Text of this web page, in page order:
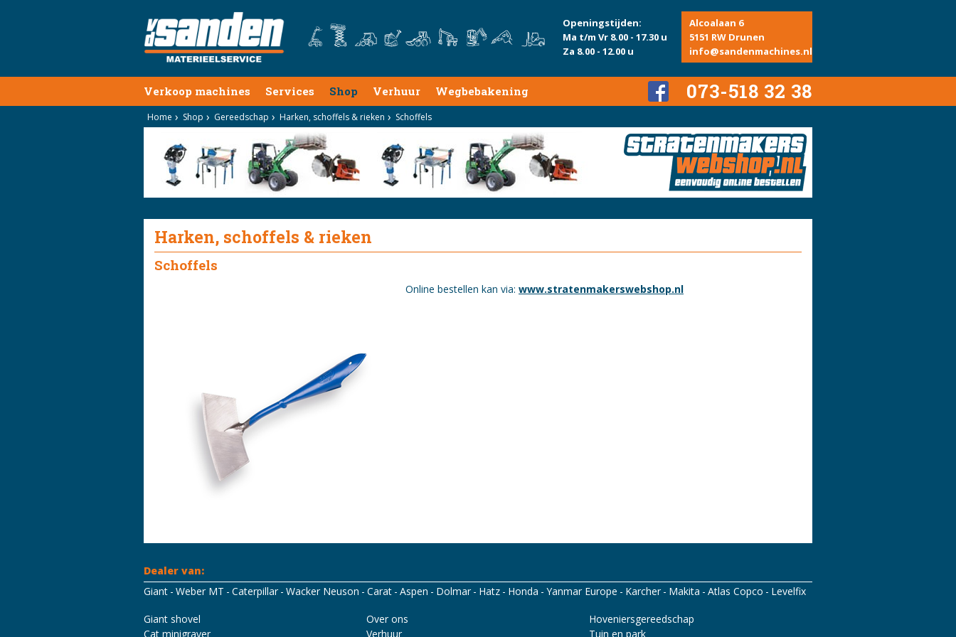
Openingstijden:
Ma t/m Vr 8.00 - 17.30 u
Za 8.00 - 12.00 u
Alcoalaan 6
5151 RW Drunen
info@sandenmachines.nl
Verkoop machines Services Shop Verhuur Wegbebakening 073-518 32 38
Home Shop Gereedschap Harken, schoffels & rieken Schoffels
Harken, schoffels & rieken
Schoffels
Online bestellen kan via: www.stratenmakerswebshop.nl
Dealer van:
Giant Weber MT Caterpillar Wacker Neuson Carat Aspen Dolmar Hatz Honda Yanmar Europe Karcher Makita Atlas Copco
Levelfix
Giant shovel
Cat minigraver
Over ons
Verhuur
Hoveniersgereedschap
Tuin en park